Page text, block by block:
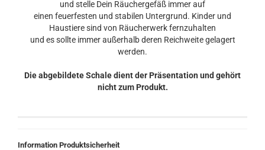
und stelle Dein Räuchergefäß immer auf
einen feuerfesten und stabilen Untergrund. Kinder und
Haustiere sind von Räucherwerk fernzuhalten
und es sollte immer außerhalb deren Reichweite gelagert
werden.
Die abgebildete Schale dient der Präsentation und gehört
nicht zum Produkt.
Information Produktsicherheit